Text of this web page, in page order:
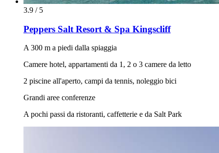
3.9 / 5
Peppers Salt Resort & Spa Kingscliff
A 300 m a piedi dalla spiaggia
Camere hotel, appartamenti da 1, 2 o 3 camere da letto
2 piscine all'aperto, campi da tennis, noleggio bici
Grandi aree conferenze
A pochi passi da ristoranti, caffetterie e da Salt Park